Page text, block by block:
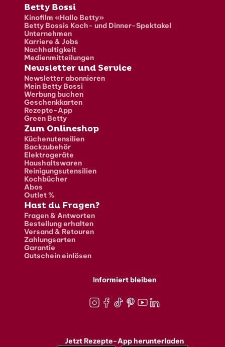
Fusszeile
Betty Bossi
Kinofilm «Hallo Betty»
Betty Bossis Koch- und Dinner-Spektakel
Unternehmen
Karriere & Jobs
Nachhaltigkeit
Medienmitteilungen
Newsletter und Service
Newsletter abonnieren
Mein Betty Bossi
Werbung buchen
Geschenkkarten
Rezepte-App
Green Betty
Zum Onlineshop
Küchenutensilien
Backzubehör
Elektrogeräte
Haushaltswaren
Reinigungsutensilien
Kochbücher
Abos
Outlet %
Hast du Fragen?
Fragen & Antworten
Bestellung erhalten
Versand & Retouren
Zahlungsarten
Garantie
Gutschein einlösen
Informiert bleiben
Jetzt Rezepte-App herunterladen